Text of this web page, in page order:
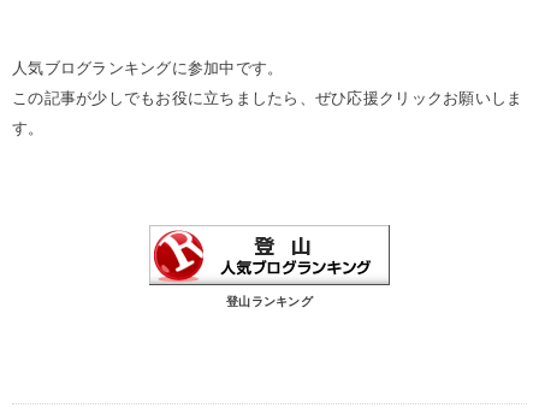
人気ブログランキングに参加中です。
この記事が少しでもお役に立ちましたら、ぜひ応援クリックお願いしま
す。
登山ランキング